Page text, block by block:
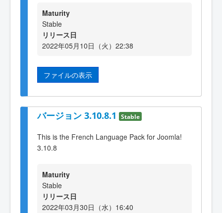
Maturity
Stable
リリース日
2022年05月10日（火）22:38
ファイルの表示
バージョン 3.10.8.1 Stable
This is the French Language Pack for Joomla!
3.10.8
Maturity
Stable
リリース日
2022年03月30日（水）16:40